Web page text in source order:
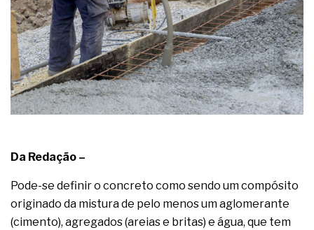
Da Redação –
Pode-se definir o concreto como sendo um compósito
originado da mistura de pelo menos um aglomerante
(cimento), agregados (areias e britas) e água, que tem